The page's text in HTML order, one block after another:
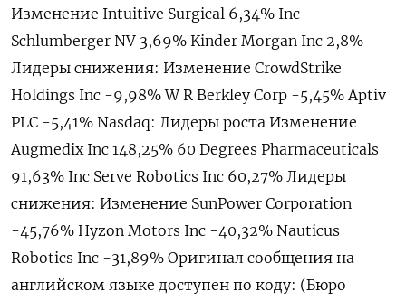
Изменение Intuitive Surgical 6,34% Inc
Schlumberger NV 3,69% Kinder Morgan Inc 2,8%
Лидеры снижения: Изменение CrowdStrike
Holdings Inc -9,98% W R Berkley Corp -5,45% Aptiv
PLC -5,41% Nasdaq: Лидеры роста Изменение
Augmedix Inc 148,25% 60 Degrees Pharmaceuticals
91,63% Inc Serve Robotics Inc 60,27% Лидеры
снижения: Изменение SunPower Corporation
-45,76% Hyzon Motors Inc -40,32% Nauticus
Robotics Inc -31,89% Оригинал сообщения на
английском языке доступен по коду: (Бюро